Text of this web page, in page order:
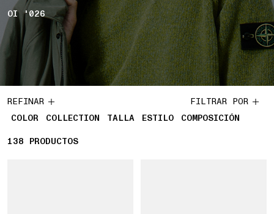
OI '026
REFINAR
COLOR
COLLECTION TALLA ESTILO COMPOSICIÓN
FILTRAR POR
138 138 PRODUCTOS
PRODUCTOS